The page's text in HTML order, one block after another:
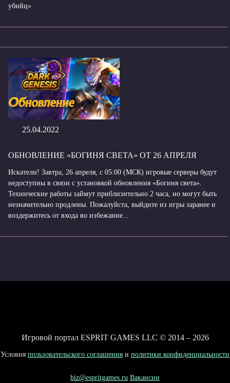
убийц»
25.04.2022
ОБНОВЛЕНИЕ «БОГИНЯ СВЕТА» ОТ 26 АПРЕЛЯ
Искатели! Завтра, 26 апреля, с 05:00 (МСК) игровые серверы будут
недоступны в связи с установкой обновления «Богиня света».
Технические работы займут приблизительно 2 часа, но могут быть
незначительно продлены. Пожалуйста, выйдите из игры заранее и
воздержитесь от входа во избежание...
Игровой портал ESPRIT GAMES LLC © 2014 – 2026
Условия пользовательского соглашения и политики конфиденциальности
biz@espritgames.ru Вакансии